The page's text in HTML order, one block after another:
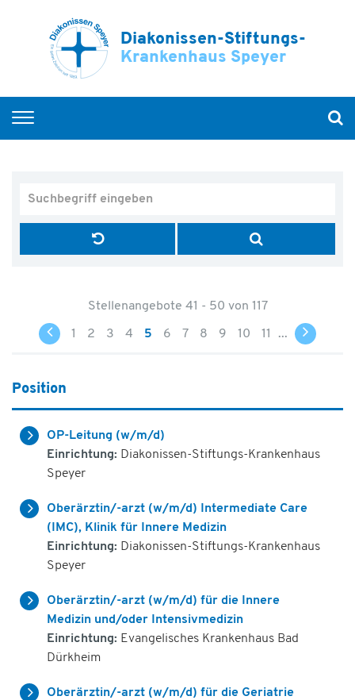
Diakonissen-Stiftungs-
Krankenhaus Speyer
Fachkräfte
Medizinische Weiterbildung
Offene Stellen
Stellenangebote 41 - 50 von 117
1 2 3 4 5 6 7 8 9 10 11 ...
Position
OP-Leitung (w/m/d)
Einrichtung: Diakonissen-Stiftungs-Krankenhaus
Speyer
Oberärztin/-arzt (w/m/d) Intermediate Care
(IMC), Klinik für Innere Medizin
Einrichtung: Diakonissen-Stiftungs-Krankenhaus
Speyer
Oberärztin/-arzt (w/m/d) für die Innere
Medizin und/oder Intensivmedizin
Einrichtung: Evangelisches Krankenhaus Bad
Dürkheim
Oberärztin/-arzt (w/m/d) für die Geriatrie